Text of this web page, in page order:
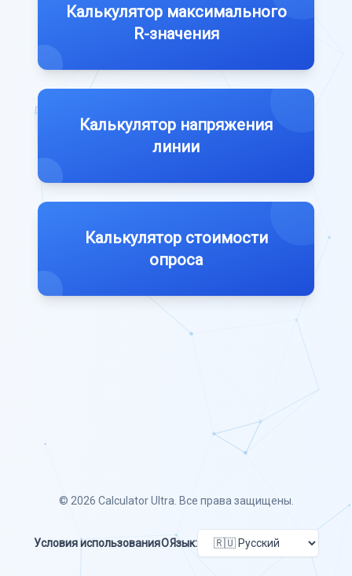
Калькулятор максимального
R-значения
Калькулятор напряжения
линии
Калькулятор стоимости
опроса
© 2026 Calculator Ultra . Все права защищены.
Условия использованияОЯзык: